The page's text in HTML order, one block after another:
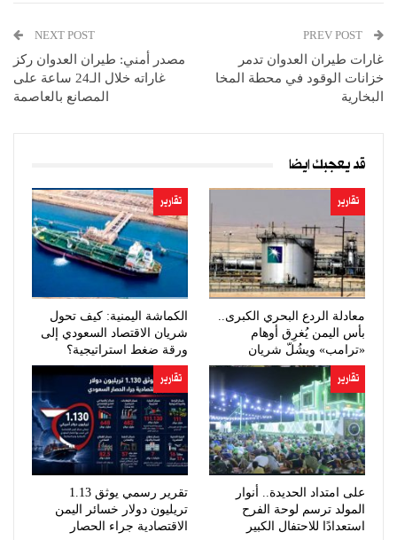
غارات طيران العدوان تدمر
خزانات الوقود في محطة المخا
البخارية
NEXT POST
مصدر أمني: طيران العدوان ركز
غاراته خلال الـ24 ساعة على
المصانع بالعاصمة
قد يعجبك ايضا
تقارير
معادلة الردع البحري الكبرى..
بأس اليمن يُغرِق أوهام
«ترامب» ويشُلّ شريان
النفط…
تقارير
الكماشة اليمنية: كيف تحول
شريان الاقتصاد السعودي إلى
ورقة ضغط استراتيجية؟
تقارير
على امتداد الحديدة.. أنوار
المولد ترسم لوحة الفرح
استعدادًا للاحتفال الكبير
تقارير
تقرير رسمي يوثق 1.13
تريليون دولار خسائر اليمن
الاقتصادية جراء الحصار